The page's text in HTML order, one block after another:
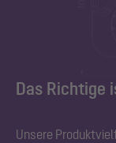
Das Richtige
Unsere